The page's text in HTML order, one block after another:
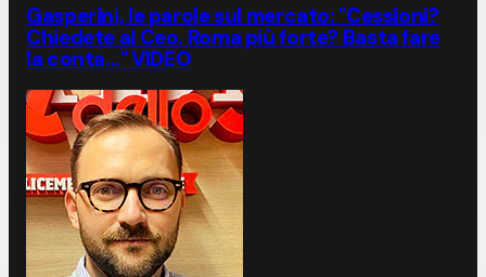
Gasperini, le parole sul mercato: "Cessioni?
Chiedete al Ceo. Roma più forte? Basta fare
la conta..." VIDEO